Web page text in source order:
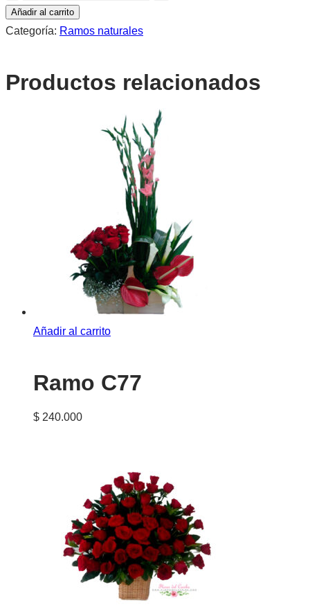
C82
cantidad
Añadir al carrito
Categoría: Ramos naturales
Productos relacionados
Añadir al carrito
Ramo C77
$ 240.000